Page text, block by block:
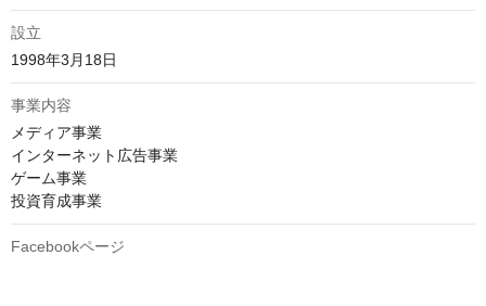
設立
1998年3月18日
事業内容
メディア事業
インターネット広告事業
ゲーム事業
投資育成事業
Facebookページ